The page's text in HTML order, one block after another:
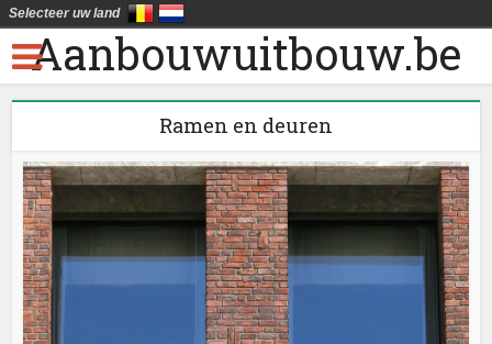
Aanbouwuitbouw.be
Ramen en deuren
Selecteer uw land